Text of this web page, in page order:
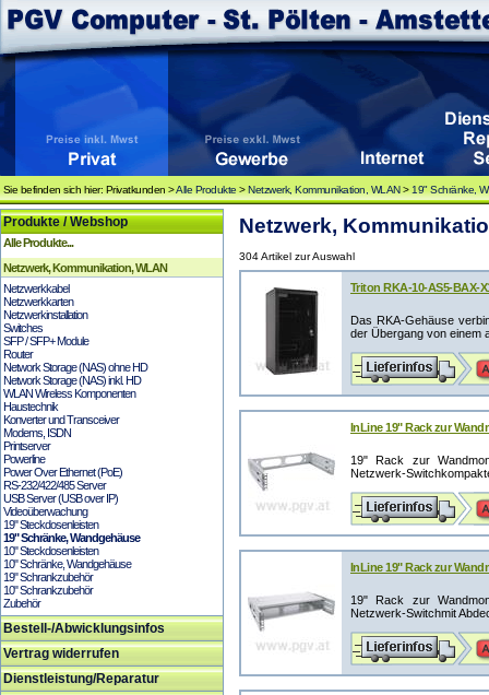
Sie befinden sich hier: Privatkunden >Alle Produkte >Netzwerk, Kommunikation, WLAN> 19" Schränke,
Produkte / Webshop
Alle Produkte...
Netzwerk, Kommunikation, WLAN
Netzwerkkabel
Netzwerkkarten
Netzwerkinstallation
Switches
SFP / SFP+ Module
Router
Network Storage (NAS) ohne HD
Network Storage (NAS) inkl. HD
WLAN Wireless Komponenten
Haustechnik
Konverter und Transceiver
Modems, ISDN
Printserver
Powerline
Power Over Ethernet (PoE)
RS-232/422/485 Server
USB Server (USB over IP)
Videoüberwachung
19" Steckdosenleisten
19" Schränke, Wandgehäuse
10" Steckdosenleisten
10" Schränke, Wandgehäuse
19" Schrankzubehör
10" Schrankzubehör
Zubehör
Bestell-/Abwicklungsinfos
Vertrag widerrufen
Dienstleistung/Reparatur
Netzwerk,
304 Artikel zur Auswahl
Triton RKA-10-AS5-BAX-
Das RKA-Gehäuse
der Übergang von einem
InLine 19" Rack zur
19" Rack zur
Netzwerk-
InLine 19" Rack zur
19" Rack zur
Netzwerk-Switchmit